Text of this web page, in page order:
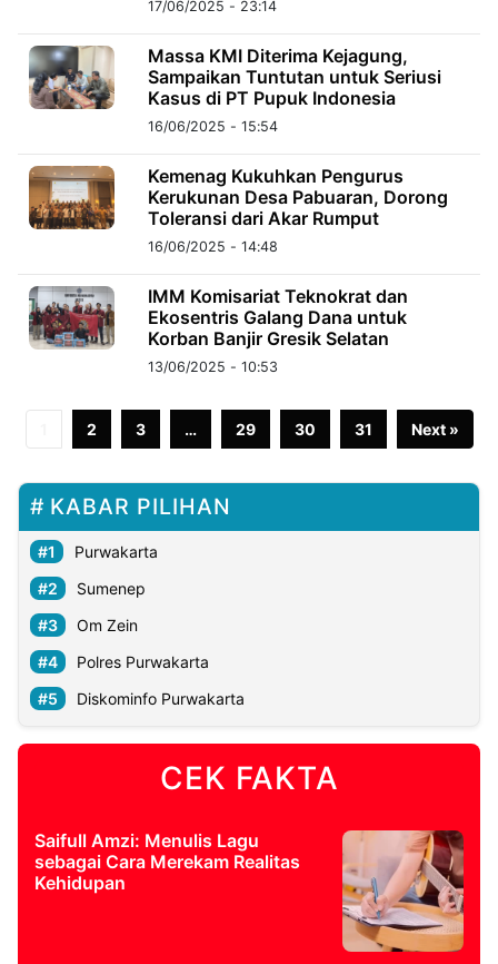
Kabarbaru
Media
Holding
17/06/2025 - 23:14
Massa KMI Diterima Kejagung,
Sampaikan Tuntutan untuk Seriusi
Kasus di PT Pupuk Indonesia
16/06/2025 - 15:54
Kemenag Kukuhkan Pengurus
Kerukunan Desa Pabuaran, Dorong
Toleransi dari Akar Rumput
16/06/2025 - 14:48
IMM Komisariat Teknokrat dan
Ekosentris Galang Dana untuk
Korban Banjir Gresik Selatan
13/06/2025 - 10:53
2 3 … 29 30 31 Next »
KABAR PILIHAN
Purwakarta
Sumenep
Om Zein
Polres Purwakarta
Diskominfo Purwakarta
CEK FAKTA
Saifull Amzi: Menulis Lagu
sebagai Cara Merekam Realitas
Kehidupan